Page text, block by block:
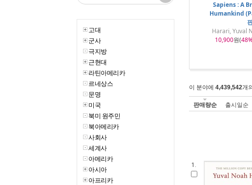
고대
군사
극지방
근현대
라틴아메리카
르네상스
문명
미국
북미 원주민
북아메리카
사회사
세계사
아메리카
아시아
아프리카
Sapiens : A
Humankind
Harari, Yuval
10,900원(
이 분야에 4,439,542개
판매량순 출시일순
1.